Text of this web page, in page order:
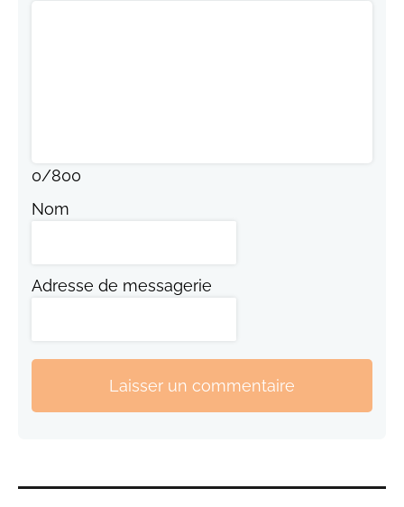
0/800
Nom
Adresse de messagerie
Laisser un commentaire